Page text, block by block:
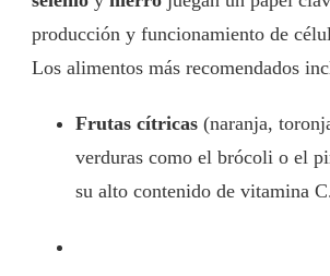
producción y funcionamiento de
Los alimentos más recomendados
Frutas cítricas (naranja,
verduras como el brócoli o el
su alto contenido de vitamina